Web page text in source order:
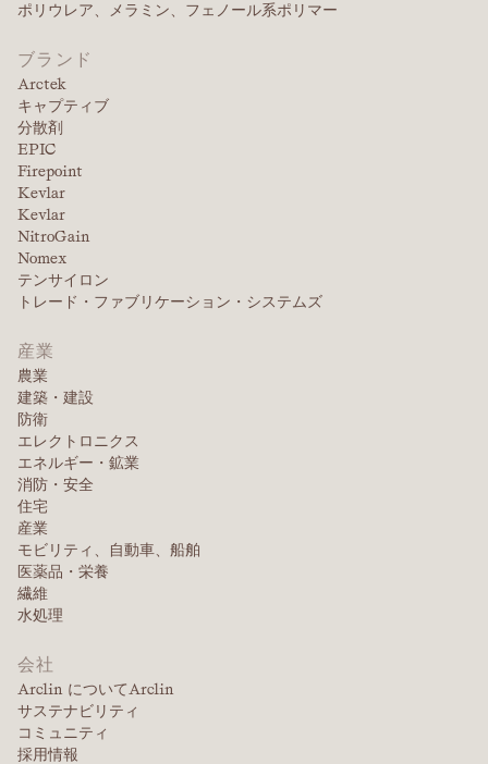
ポリウレア、メラミン、フェノール系ポリマー
ブランド
Arctek
キャプティブ
分散剤
EPIC
Firepoint
Kevlar
Kevlar
NitroGain
Nomex
テンサイロン
トレード・ファブリケーション・システムズ
産業
農業
建築・建設
防衛
エレクトロニクス
エネルギー・鉱業
消防・安全
住宅
産業
モビリティ、自動車、船舶
医薬品・栄養
繊維
水処理
会社
Arclin についてArclin
サステナビリティ
コミュニティ
採用情報